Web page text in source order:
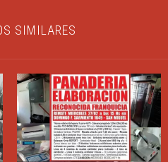
SIMILARES